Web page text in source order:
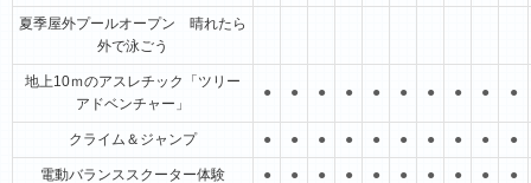
夏季屋外プールオープン 晴れたら
外で泳ごう
地上10ｍのアスレチック「ツリー
アドベンチャー」
● ● ● ● ● ● ● ● ● ●
クライム＆ジャンプ ● ● ● ● ● ● ● ● ● ●
電動バランススクーター体験 ● ● ● ● ● ● ● ● ● ●